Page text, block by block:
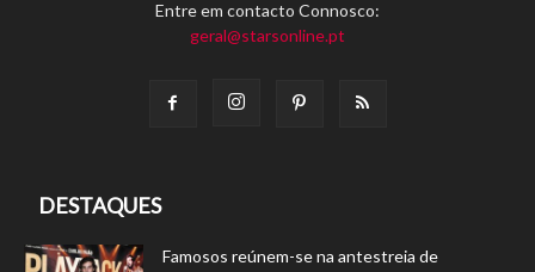
Entre em contacto Connosco:
geral@starsonline.pt
DESTAQUES
Famosos reúnem-se na antestreia de